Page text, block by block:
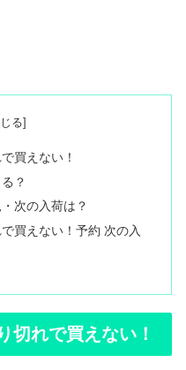
買えない！
？
次の入荷は？
買えない！予約 次の入
切れで買えない！